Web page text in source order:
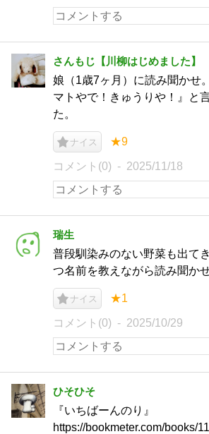
さんもじ【川柳はじめました】
娘（1歳7ヶ月）に読み聞かせ
マトやで！きゅうりや！』と
た。
ナイス ★9
コメント(0) 2025/11/18
瑞生
普段馴染みのない野菜も出て
つ名前を教えながら読み聞かせ
ナイス ★1
コメント(0) 2025/10/29
ひそひそ
『いちばーんのり』
https://bookmeter.com/books/